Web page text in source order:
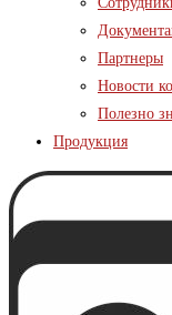
Партнеры
Новости
Полезно
Продукция